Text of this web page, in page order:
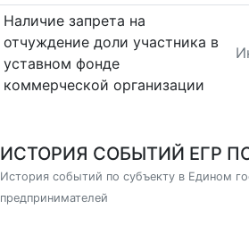
Наличие запрета на
отчуждение доли участника в
уставном фонде
коммерческой организации
ИСТОРИЯ СОБЫТИЙ ЕГР
История событий по субъекту в Едином
предпринимателей